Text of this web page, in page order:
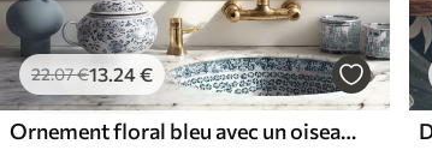
22.07€13.24€
Ornement floral bleu avec un oiseau et des branches